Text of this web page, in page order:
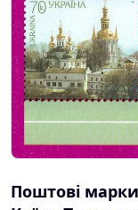
Поштові